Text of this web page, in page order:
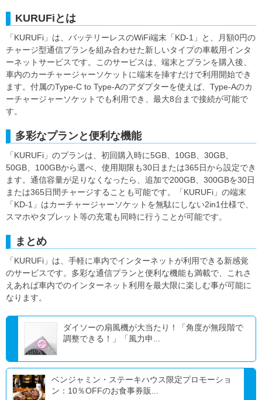
KURUFiとは
「KURUFi」は、バッテリーレスのWiFi端末「KD-1」と、月額0円の
チャージ型通信プランを組み合わせた新しいタイプの車載用インタ
ーネットサービスです。このサービスは、端末とプランを購入後、
車内のカーチャージャーソケットに端末を挿すだけで利用開始でき
ます。付属のType-C to Type-Aのアダプターを使えば、Type-Aのカ
ーチャージャーソケットでも利用でき、最大8台まで接続が可能で
す。
多彩なプランと便利な機能
「KURUFi」のプランは、初回購入時に5GB、10GB、30GB、
50GB、100GBから選べ、使用期限も30日または365日から設定でき
ます。通信容量が足りなくなったら、追加で200GB、300GBを30日
または365日間チャージすることも可能です。「KURUFi」の端末
「KD-1」はカーチャージャーソケットを無駄にしない2in1仕様で、
スマホやタブレット等の充電も同時に行うことが可能です。
まとめ
「KURUFi」は、手軽に車内でインターネットが利用できる新感覚
のサービスです。多彩な通信プランと便利な機能も満載で、これさ
えあれば車内でのインターネット利用を最大限に楽しむ事が可能に
なります。
ダイソーの扇風機が大当たり！「角度が無段階で
調整できる！」「風力申...
ベンジャミン・ステーキハウス限定プロモーショ
ン：10％OFFのお食事券販...